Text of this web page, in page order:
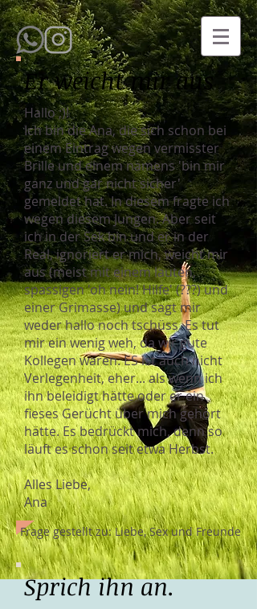
Er weicht mir aus
Hallo ;)!
Ich bin die Ana, die sich schon bei
einem Eintrag wegen vermisster
Brille und einem namens 'bin mir
ganz und gar nicht sicher'
gemeldet hat. In diesem fragte ich
wegen diesem Jungen. Aber seit
ich in der Sek bin und er in der
Real, ignoriert er mich, weicht mir
aus (meist mit einem lauten,
spassigen 'oh nein! Hilfe' (???) und
einer Grimasse) und sagt mir
weder hallo noch tschüss. Es tut
mir ein wenig weh, da wir gute
Kollegen waren. ES ist auch nicht
Verlegenheit, eher... als wenn ich
ihn beleidigt hätte oder er ein
fieses Gerücht über mich gehört
hätte. Es bedrückt mich, denn so
läuft es schon seit etwa Herbst.
Alles Liebe,
Ana
Frage gestellt zu: Liebe, Sex und Freunde
Sprich ihn an.